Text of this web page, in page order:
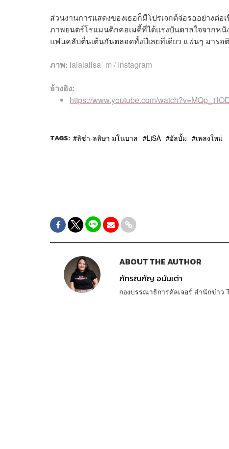
ส่วนงานการแสดงของเธอก็มีโปรเจกต์จ่อรออย่างต่
ภาพยนตร์โรแมนติกคอเมดี้ที่ได้แรงบันดาลใจจากหนั
แฟนคลับตื่นเต้นกันตลอดทั้งปีเลยทีเดียว แฟนๆ มารอ
ภาพ: lalalalisa_m / Instagram
อ้างอิง:
https://www.youtube.com/
TAGS: ลิซ่า-ลลิษา มโนบาล LiSA อัลบั้ม เพลงใหม่
ABOUT THE AUTHOR
ภัทรณกัญ อนันเต่า
กองบรรณาธิการคัลเจอร์ สำนักข่าว